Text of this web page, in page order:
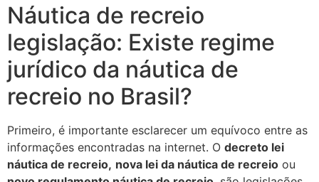
Náutica de recreio
legislação: Existe regime
jurídico da náutica de
recreio no Brasil?
Primeiro, é importante esclarecer um equívoco entre as
informações encontradas na internet. O decreto lei
náutica de recreio, nova lei da náutica de recreio ou